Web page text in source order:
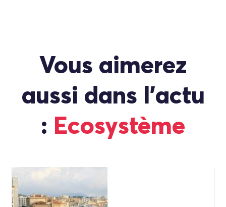
Vous aimerez
aussi dans l'actu
: Ecosystème